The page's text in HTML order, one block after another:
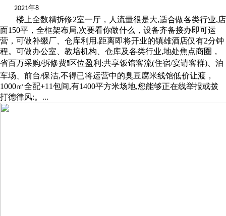
2021年8
楼上全数精拆修2室一厅，人流量很是大,适合做各类行业,店
面150平，全框架布局,次要看你做什么，设备齐备接办即可运
营，可做补缀厂、仓库利用.距离即将开业的镇雄酒店仅有2分钟
程。可做办公室、教培机构、仓库及各类行业,地处焦点商圈，
省百万采购/拆修费❗️区位盈利:共享饭馆客流(住宿/宴请客群)、泊
车场、前台/保洁,不得已将运营中的臭豆腐米线馆低价让渡，
1000㎡全配+11包间,有1400平方米场地,您能够正在线举报或拨
打德律风:。...